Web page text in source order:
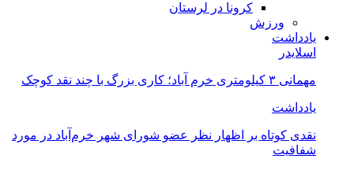
کرونا در لرستان
ورزش
یادداشت
اسلایدر
مهمانی ۳ کیلومتری خرم آباد؛ کاری بزرگ با چند نقد کوچک
یادداشت
نقدی کوتاه بر اظهار نظر عضو شورای شهر خرم‌آباد در مورد
شفافیت